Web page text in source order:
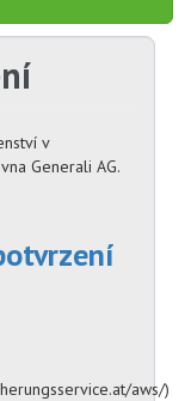
v
Generali AG.
aws/)